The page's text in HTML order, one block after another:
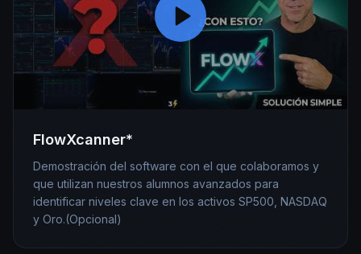
FlowXcanner*
Demostración del software con el que colaboramos y
que utilizan nuestros alumnos avanzados para
identificar niveles clave en los activos SP500, NASDAQ
y Oro.(Opcional)